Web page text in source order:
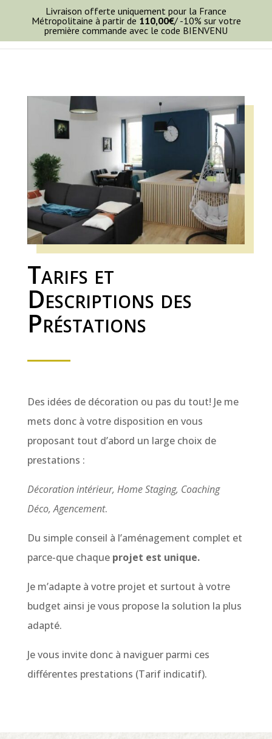
Tarifs et
Descriptions des
Préstations
Des idées de décoration ou pas du tout! Je me
mets donc à votre disposition en vous
proposant tout d’abord un large choix de
prestations :
Décoration intérieur, Home Staging, Coaching
Déco, Agencement.
Du simple conseil à l’aménagement complet et
parce-que chaque projet est unique.
Je m’adapte à votre projet et surtout à votre
budget ainsi je vous propose la solution la plus
adapté.
Je vous invite donc à naviguer parmi ces
différentes prestations (Tarif indicatif).
Livraison offerte uniquement pour la France
Métropolitaine à partir de 110,00€/ -10% sur votre
première commande avec le code BIENVENU